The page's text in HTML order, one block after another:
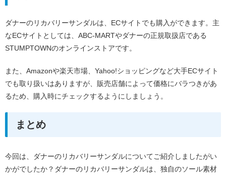
ダナーのリカバリーサンダルは、ECサイトでも購入ができます。主
なECサイトとしては、ABC-MARTやダナーの正規取扱店である
STUMPTOWNのオンラインストアです。
また、Amazonや楽天市場、Yahoo!ショッピングなど大手ECサイト
でも取り扱いはありますが、販売店舗によって価格にバラつきがあ
るため、購入時にチェックするようにしましょう。
まとめ
今回は、ダナーのリカバリーサンダルについてご紹介しましたがい
かがでしたか？ダナーのリカバリーサンダルは、独自のソール素材